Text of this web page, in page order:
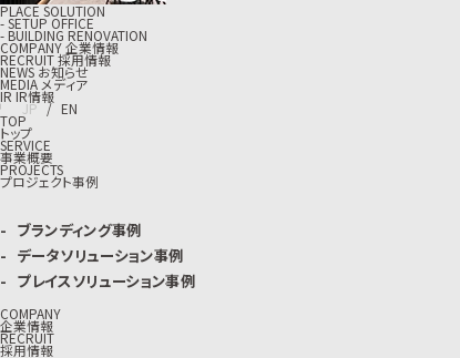
PLACE SOLUTION
- SETUP OFFICE
- BUILDING RENOVATION
COMPANY企業情報
RECRUIT採用情報
NEWSお知らせ
MEDIAメディア
IRIR情報
JP / EN
TOP
トップ
SERVICE
事業概要
PROJECTS
プロジェクト事例
ブランディング事例
データソリューション事例
プレイスソリューション事例
COMPANY
企業情報
RECRUIT
採用情報